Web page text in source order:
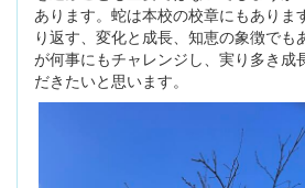
あります。蛇は本校の校章にもありま
り返す、変化と成長、知恵の象徴でも
が何事にもチャレンジし、実り多き成
だきたいと思います。